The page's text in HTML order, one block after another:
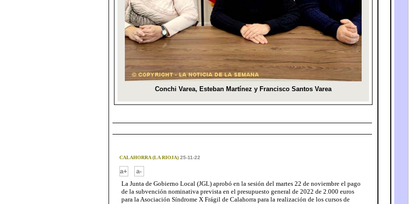
CALAHORRA (LA RIOJA)25-11-22
a+
a-
La Junta de Gobierno Local (JGL) aprobó en la sesión del martes 22 de noviembre el pago
de la subvención nominativa prevista en el presupuesto general de 2022 de 2.000 euros
para la Asociación Síndrome X Frágil de Calahorra para la realización de los cursos de